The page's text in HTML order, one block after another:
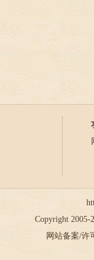
Copyright 2005-
网站备案/许